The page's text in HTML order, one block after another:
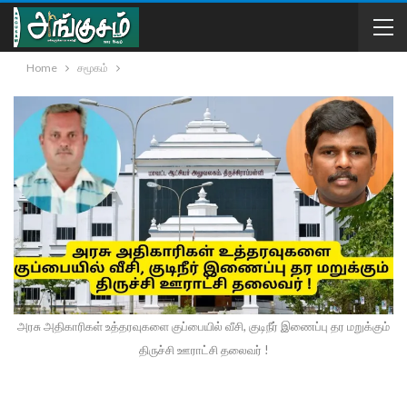
Home சமூகம்
அரசு அதிகாரிகள் உத்தரவுகளை குப்பையில் வீசி, குடிநீர் இணைப்பு தர மறுக்கும்
திருச்சி ஊராட்சி தலைவர் !